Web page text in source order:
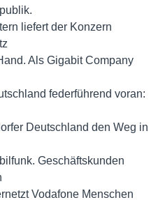
liefert der Konzern
Als Gigabit Company
federführend voran:
Deutschland den Weg in
Geschäftskunden
Vodafone Menschen